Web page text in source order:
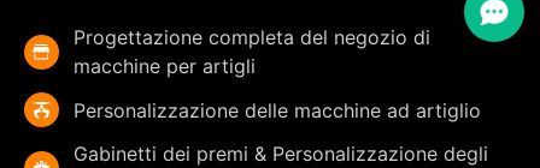
Progettazione completa del negozio di
macchine per artigli
Personalizzazione delle macchine ad artiglio
Gabinetti dei premi & Personalizzazione degli